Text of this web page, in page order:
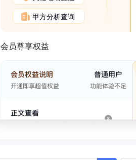
甲方分析查询
会员尊享权益